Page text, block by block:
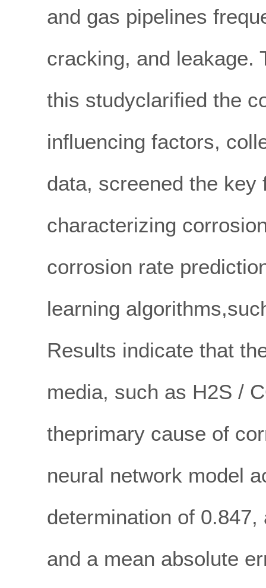
and gas pipelines
cracking, and leakage.
this studyclarified the
influencing factors,
data, screened the key
characterizing
corrosion rate
learning
Results indicate that
media, such as H2S /
theprimary cause of
neural network model
determination of
and a mean absolute